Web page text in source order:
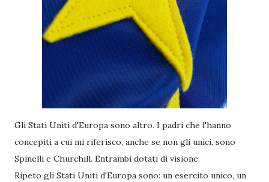
Gli Stati Uniti d'Europa sono altro. I padri che l'hanno
concepiti a cui mi riferisco, anche se non gli unici, sono
Spinelli e Churchill. Entrambi dotati di visione.
Ripeto gli Stati Uniti d'Europa sono: un esercito unico, un